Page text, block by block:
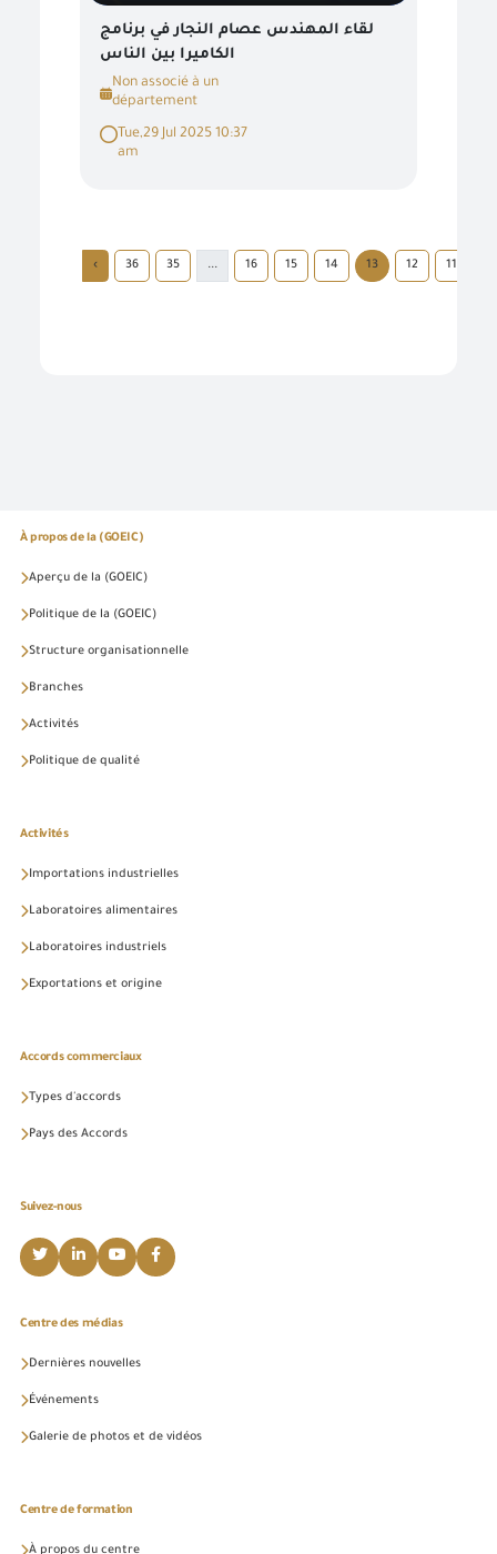
لقاء المهندس عصام النجار في برنامج
الكاميرا بين الناس
Non associé à un
département
Tue,29 Jul 2025 10:37
am
11
12
13
14
15
16
...
35
36
›
À propos de la (GOEIC)
Aperçu de la (GOEIC)
Politique de la (GOEIC)
Structure organisationnelle
Branches
Activités
Politique de qualité
Activités
Importations industrielles
Laboratoires alimentaires
Laboratoires industriels
Exportations et origine
Accords commerciaux
Types d'accords
Pays des Accords
Suivez-nous
Centre des médias
Dernières nouvelles
Événements
Galerie de photos et de vidéos
Centre de formation
À propos du centre